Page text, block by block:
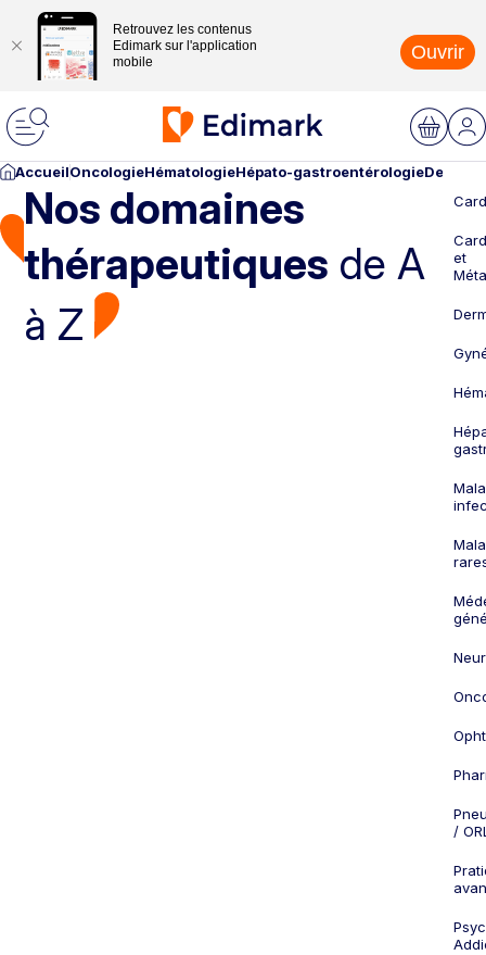
Retrouvez les contenus
Edimark sur l'application
mobile
Ouvrir
AccueilOncologieHématologieHépato-gastroentérologie
Nos domaines
thérapeutiques de A
à Z
et
/